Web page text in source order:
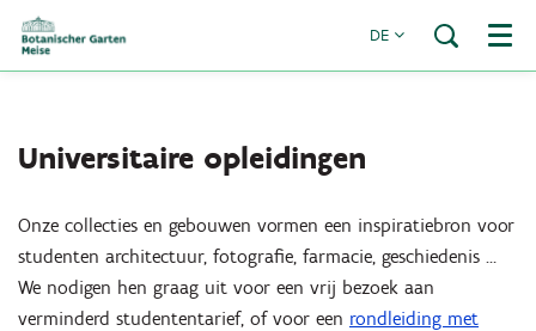
DE Menü
Universitaire opleidingen
Onze collecties en gebouwen vormen een inspiratiebron voor
studenten architectuur, fotografie, farmacie, geschiedenis …
We nodigen hen graag uit voor een vrij bezoek aan
verminderd studententarief, of voor een rondleiding met